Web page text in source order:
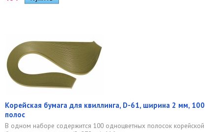
Корейская бумага для квиллинга, D-61, ширина 2 мм, 100
полос
В одном наборе содержится 100 одноцветных полосок корейской